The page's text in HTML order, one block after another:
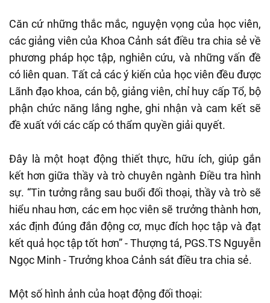
Căn cứ những thắc mắc, nguyện vọng của học viên,
các giảng viên của Khoa Cảnh sát điều tra chia sẻ về
phương pháp học tập, nghiên cứu, và những vấn đề
có liên quan. Tất cả các ý kiến của học viên đều được
Lãnh đạo khoa, cán bộ, giảng viên, chỉ huy cấp Tổ, bộ
phận chức năng lắng nghe, ghi nhận và cam kết sẽ
đề xuất với các cấp có thẩm quyền giải quyết.
Đây là một hoạt động thiết thực, hữu ích, giúp gắn
kết hơn giữa thầy và trò chuyên ngành Điều tra hình
sự. “Tin tưởng rằng sau buổi đối thoại, thầy và trò sẽ
hiểu nhau hơn, các em học viên sẽ trưởng thành hơn,
xác định đúng đắn động cơ, mục đích học tập và đạt
kết quả học tập tốt hơn” - Thượng tá, PGS.TS Nguyễn
Ngọc Minh - Trưởng khoa Cảnh sát điều tra chia sẻ.
Một số hình ảnh của hoạt động đối thoại: